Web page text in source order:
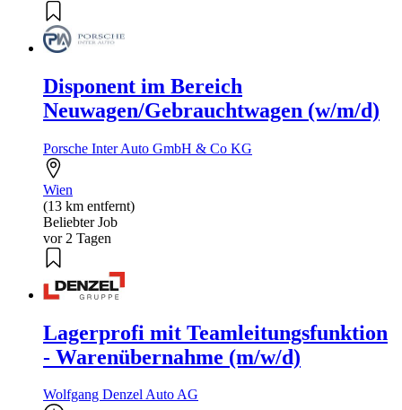
Disponent im Bereich
Neuwagen/Gebrauchtwagen (w/m/d)
Porsche Inter Auto GmbH & Co KG
Wien
(13 km entfernt)
Beliebter Job
vor 2 Tagen
Lagerprofi mit Teamleitungsfunktion
- Warenübernahme (m/w/d)
Wolfgang Denzel Auto AG